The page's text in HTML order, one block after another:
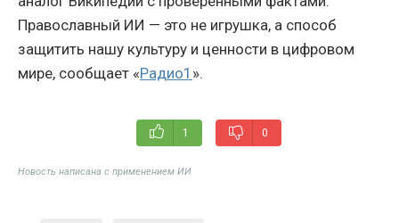
Православный ИИ — это не игрушка, а способ
защитить нашу культуру и ценности в цифровом
мире, сообщает «Радио1 ».
1 0
Новость написана с применением ИИ